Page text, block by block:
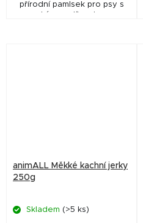
přírodní pamlsek pro psy s
animALL Měkké kachní jerky
250g
Skladem (>5 ks)